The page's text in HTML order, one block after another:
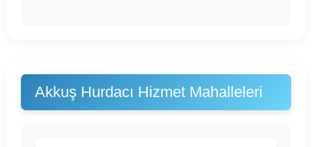
Akkuş Hurdacı Hizmet Mahalleleri